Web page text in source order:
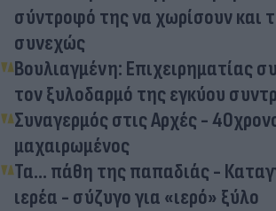
σύντροφό της να χωρίσουν και
συνεχώς
Βουλιαγμένη: Επιχειρηματίας
τον ξυλοδαρμό της εγκύου
Συναγερμός στις Αρχές -
μαχαιρωμένος
Τα... πάθη της παπαδιάς -
ιερέα - σύζυγο για «ιερό» ξύλο